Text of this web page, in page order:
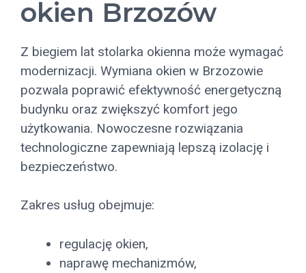
okien Brzozów
Z biegiem lat stolarka okienna może wymagać
modernizacji. Wymiana okien w Brzozowie
pozwala poprawić efektywność energetyczną
budynku oraz zwiększyć komfort jego
użytkowania. Nowoczesne rozwiązania
technologiczne zapewniają lepszą izolację i
bezpieczeństwo.
Zakres usług obejmuje:
regulację okien,
naprawę mechanizmów,